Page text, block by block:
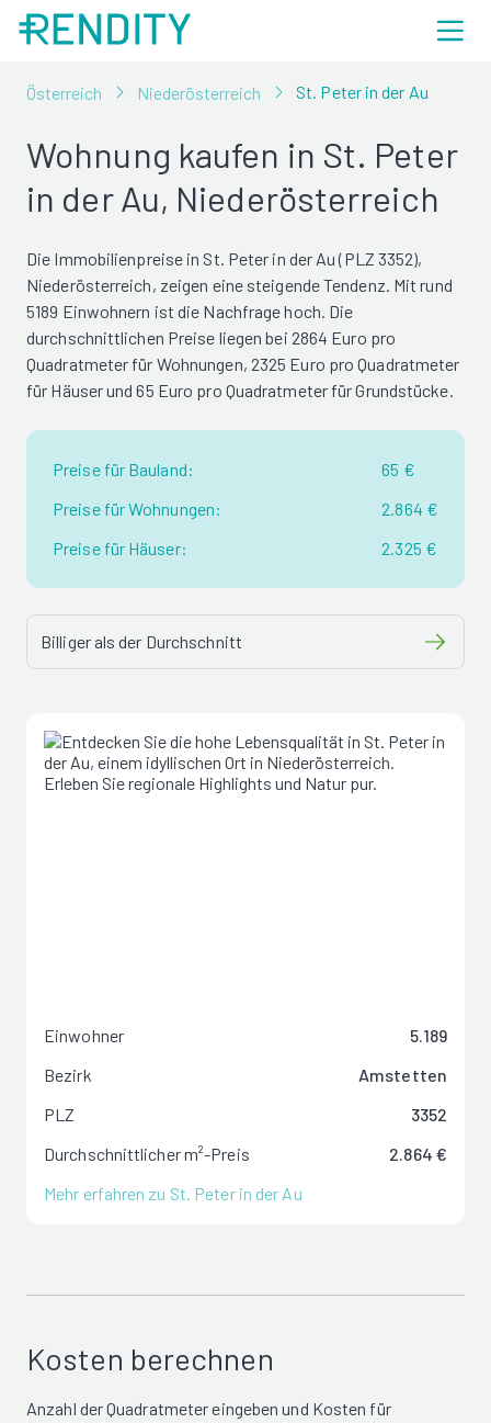
Österreich Niederösterreich St. Peter in der Au
Wohnung kaufen in St. Peter
in der Au, Niederösterreich
Die Immobilienpreise in St. Peter in der Au (PLZ 3352),
Niederösterreich, zeigen eine steigende Tendenz. Mit rund
5189 Einwohnern ist die Nachfrage hoch. Die
durchschnittlichen Preise liegen bei 2864 Euro pro
Quadratmeter für Wohnungen, 2325 Euro pro Quadratmeter
für Häuser und 65 Euro pro Quadratmeter für Grundstücke.
Preise für Bauland:
65 €
Preise für Wohnungen:
2.864 €
Preise für Häuser:
2.325 €
Billiger als der Durchschnitt
Einwohner
5.189
Bezirk
Amstetten
PLZ
3352
Durchschnittlicher m²-Preis
2.864 €
Mehr erfahren zu St. Peter in der Au
Kosten berechnen
Anzahl der Quadratmeter eingeben und Kosten für